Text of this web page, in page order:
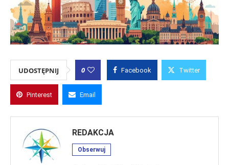
UDOSTĘPNIJ 0 Facebook Twitter
Pinterest Email
REDAKCJA
Obserwuj